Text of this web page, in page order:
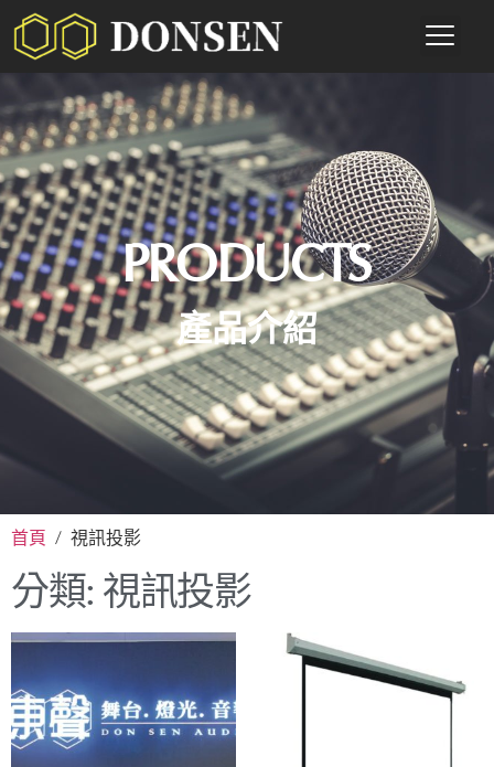
PRODUCTS
產品介紹
首頁 / 視訊投影
分類: 視訊投影